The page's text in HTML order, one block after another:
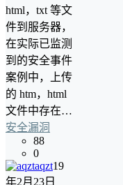
html，txt 等文
件到服务器，
在实际已监测
到的安全事件
案例中，上传
的 htm，html
文件中存在…
安全漏洞
88
0
aqzt19
年2月23日